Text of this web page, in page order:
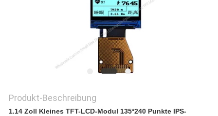
Produkt-Beschreibung
1.14 Zoll Kleines TFT-LCD-Modul 135*240 Punkte IPS-